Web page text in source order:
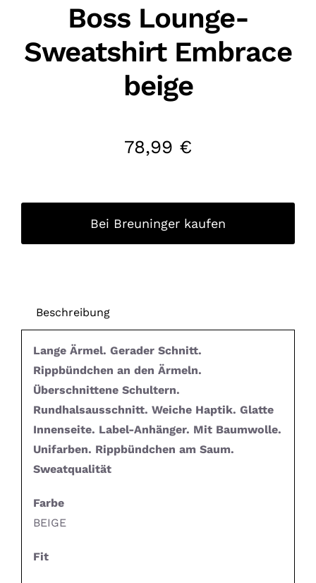
Boss Lounge-
Sweatshirt Embrace
beige
78,99 €
Bei Breuninger kaufen
Beschreibung
Lange Ärmel. Gerader Schnitt.
Rippbündchen an den Ärmeln.
Überschnittene Schultern.
Rundhalsausschnitt. Weiche Haptik. Glatte
Innenseite. Label-Anhänger. Mit Baumwolle.
Unifarben. Rippbündchen am Saum.
Sweatqualität
Farbe
BEIGE
Fit